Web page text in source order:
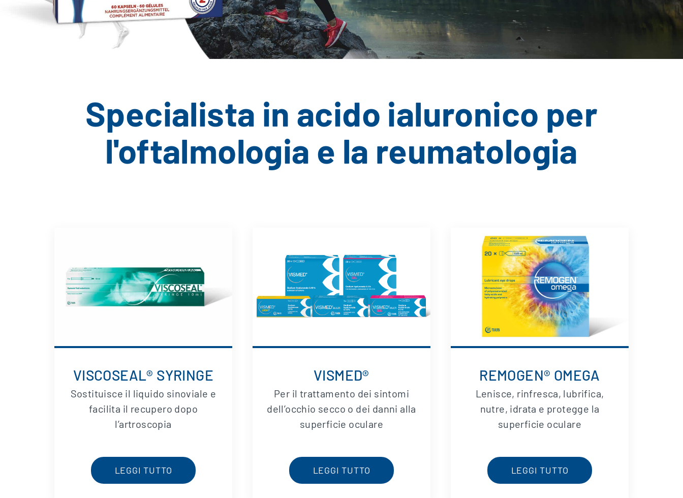
Specialista in acido ialuronico per
l'oftalmologia e la reumatologia
VISCOSEAL® SYRINGE
Sostituisce il liquido sinoviale e
facilita il recupero dopo
l’artroscopia
LEGGI TUTTO
VISMED®
Per il trattamento dei sintomi
dell’occhio secco o dei danni alla
superficie oculare
LEGGI TUTTO
REMOGEN® OMEGA
Lenisce, rinfresca, lubrifica,
nutre, idrata e protegge la
superficie oculare
LEGGI TUTTO